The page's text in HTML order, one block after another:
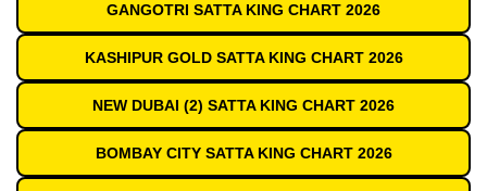
GANGOTRI SATTA KING CHART 2026
KASHIPUR GOLD SATTA KING CHART 2026
NEW DUBAI (2) SATTA KING CHART 2026
BOMBAY CITY SATTA KING CHART 2026